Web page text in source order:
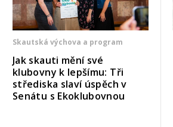
Skautská výchova a program
Jak skauti mění své
klubovny k lepšímu: Tři
střediska slaví úspěch v
Senátu s Ekoklubovnou